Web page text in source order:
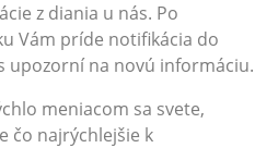
z diania u nás. Po
Vám príde notifikácia do
upozorní na novú informáciu.
meniacom sa svete,
čo najrýchlejšie k